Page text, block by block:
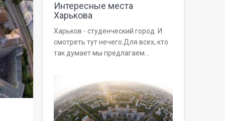
Интересные места
Харькова
Харьков - студенческий город. И
смотреть тут нечего.Для всех, кто
так думает мы предлагаем...